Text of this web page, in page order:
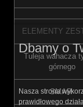
ELEMENTY
Tuleja wahacza
górnego
SMAR
Dbamy o
Nasza strona
prawidłowego